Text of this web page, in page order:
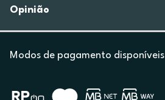
Opinião
Modos de pagamento disponíveis